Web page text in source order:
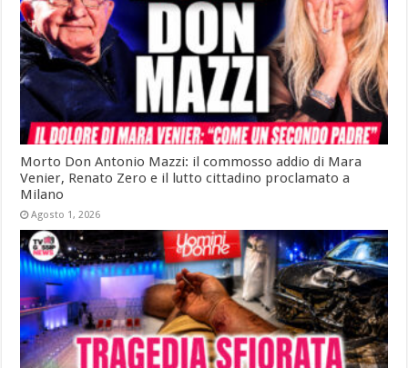
Morto Don Antonio Mazzi: il commosso addio di Mara
Venier, Renato Zero e il lutto cittadino proclamato a
Milano
Agosto 1, 2026